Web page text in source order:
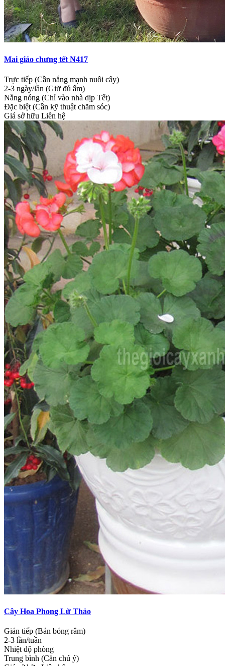
Mai giảo chưng tết N417
Trực tiếp (Cần nắng mạnh nuôi cây)
2-3 ngày/lần (Giữ đủ ẩm)
Nắng nóng (Chỉ vào nhà dịp Tết)
Đặc biệt (Cần kỹ thuật chăm sóc)
Giá sở hữu Liên hệ
Cây Hoa Phong Lữ Thảo
Gián tiếp (Bán bóng râm)
2-3 lần/tuần
Nhiệt độ phòng
Trung bình (Căn chú ý)